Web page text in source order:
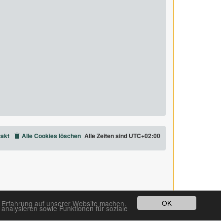
OK
auf unserer Website machen.
sowie Funktionen für soziale
Alle Zeiten sind UTC+02:00
Alle Cookies löschen